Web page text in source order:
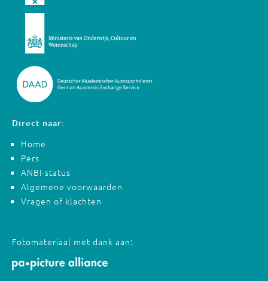
Direct naar:
Home
Pers
ANBI-status
Algemene voorwaarden
Vragen of klachten
Fotomateriaal met dank aan: